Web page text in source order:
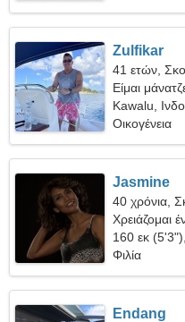
Zulfikar
41 ετών,
Είμαι
Kawalu,
Οικογένεια
Jasmine
40 χρόνια,
Χρειάζομαι
ταξιδέψω
160 εκ
Φιλία
Endang